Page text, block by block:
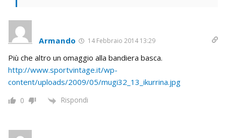
Armando 14 Febbraio 2014 13:29
Più che altro un omaggio alla bandiera basca.
http://www.sportvintage.it/wp-
content/uploads/2009/05/mugi32_13_ikurrina.jpg
0 Rispondi